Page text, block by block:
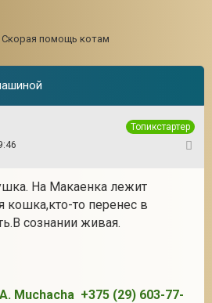
Скорая помощь котам
Топикстартер
На Макаенка лежит
кошка,кто-то перенес в
сознании живая.
Muchacha +375 (29) 603-77-